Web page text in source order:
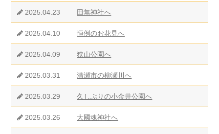
2025.04.23 田無神社へ
2025.04.10 恒例のお花見へ
2025.04.09 狭山公園へ
2025.03.31 清瀬市の柳瀬川へ
2025.03.29 久しぶりの小金井公園へ
2025.03.26 大國魂神社へ